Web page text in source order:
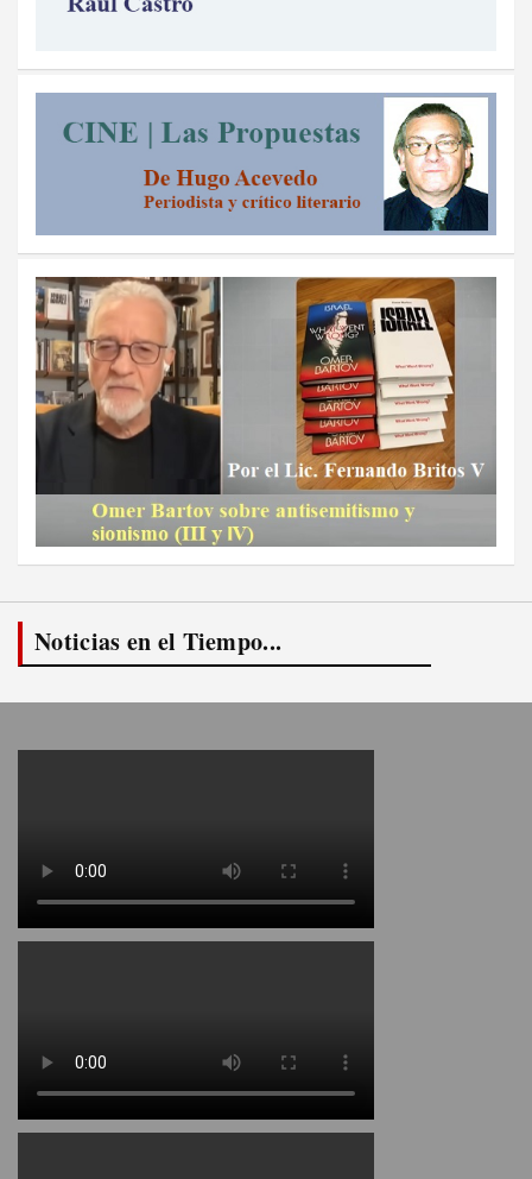
Noticias en el Tiempo...